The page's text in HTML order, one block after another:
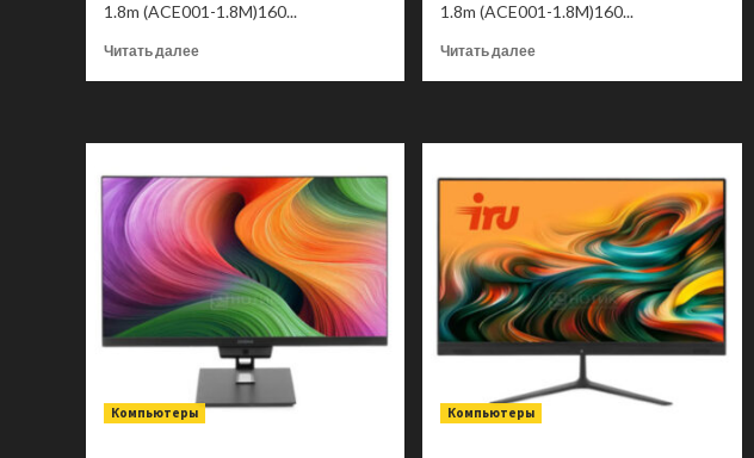
1.8m (ACE001-1.8M)160...
Читать далееПрочитать
LarkBox
X
CWI556PI3
1.8m (ACE001-1.8M)160...
Читать далееПрочитать
LarkBox
CWI556HI3
Компьютеры Компьютеры